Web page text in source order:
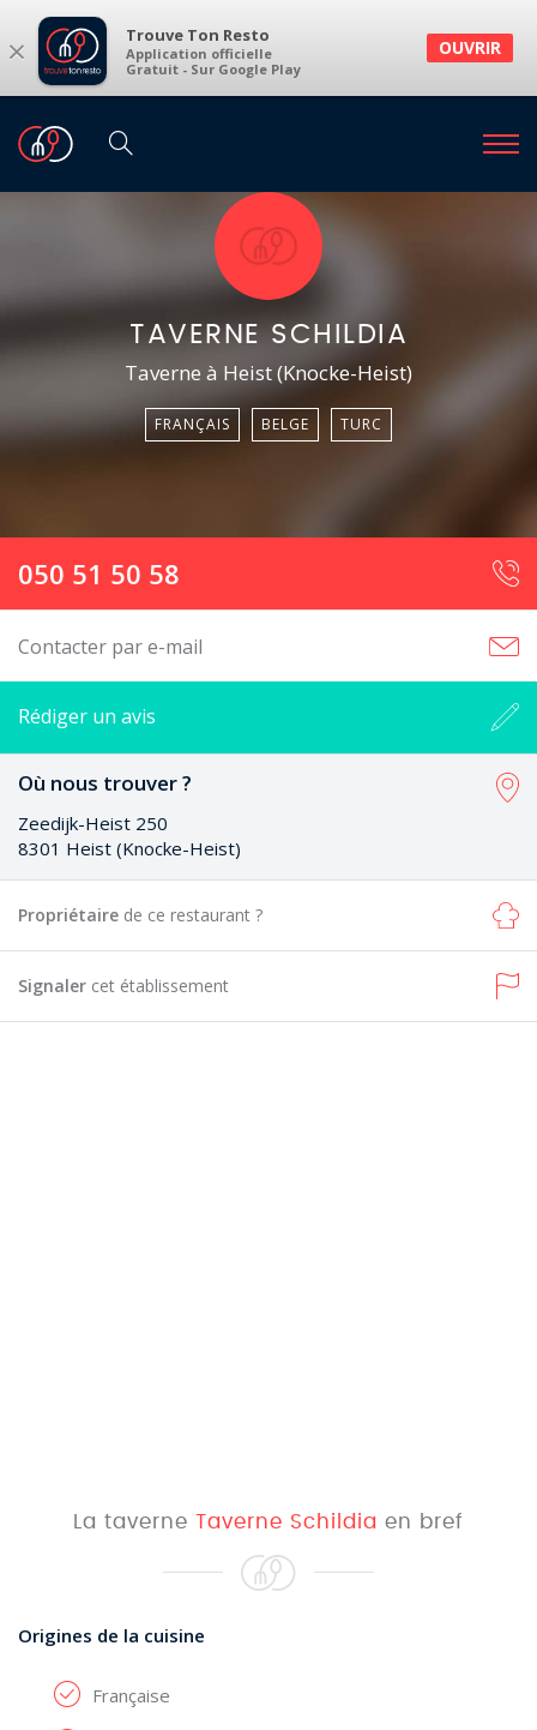
× Trouve Ton Resto
Application officielle
Gratuit - Sur Google Play
OUVRIR
TAVERNE SCHILDIA
Taverne à Heist (Knocke-Heist)
FRANÇAIS BELGE TURC
050 51 50 58
Contacter par e-mail
Rédiger un avis
Où nous trouver ?
Zeedijk-Heist 250
8301 Heist (Knocke-Heist)
Propriétaire de ce restaurant ?
Signaler cet établissement
La taverne Taverne Schildia en bref
Origines de la cuisine
Française